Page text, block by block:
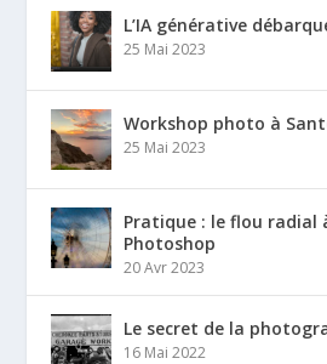
L’IA générative
25 Mai 2023
Workshop photo à
25 Mai 2023
Pratique : le flou radial
Photoshop
20 Avr 2023
Le secret de la
16 Mai 2022